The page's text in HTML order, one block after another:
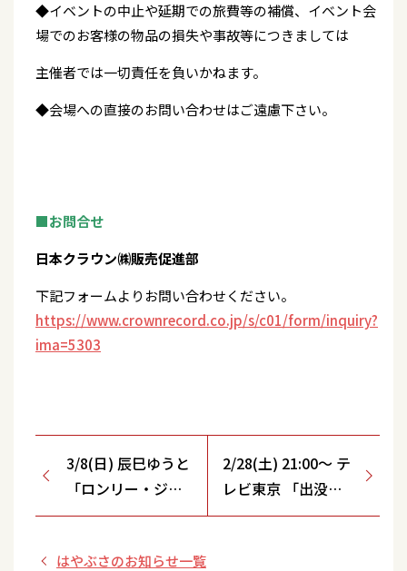
◆イベントの中止や延期での旅費等の補償、イベント会
場でのお客様の物品の損失や事故等につきましては
主催者では一切責任を負いかねます。
◆会場への直接のお問い合わせはご遠慮下さい。
■お問合せ
日本クラウン㈱販売促進部
下記フォームよりお問い合わせください。
https://www.crownrecord.co.jp/s/c01/form/inquiry?
ima=5303
3/8(日) 辰巳ゆうと
「ロンリー・ジェ
ネレーション」発
催決定！<大阪府/
2/28(土) 21:00～ テ
レビ東京 「出没！
アド街ック天国」出
はやぶさのお知らせ一覧